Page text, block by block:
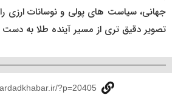
جهانی، سیاست های پولی و نوسانات ارزی را
تصویر دقیق تری از مسیر آینده طلا به دست
pardadkhabar.ir/?p=20405